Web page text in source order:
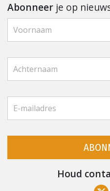
Abonneer je op
Houd